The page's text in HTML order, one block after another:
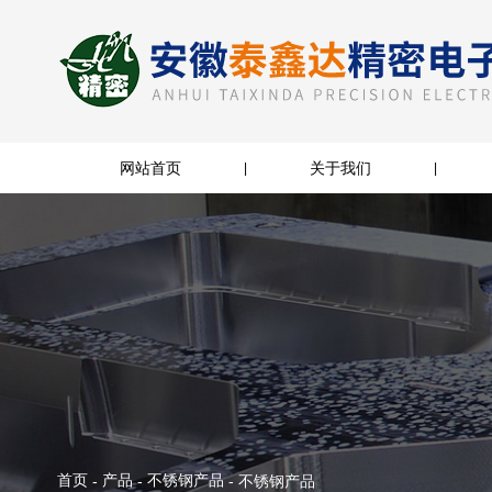
网站首页 | 关于我们 |
首页 - 产品 -不锈钢产品 -不锈钢产品